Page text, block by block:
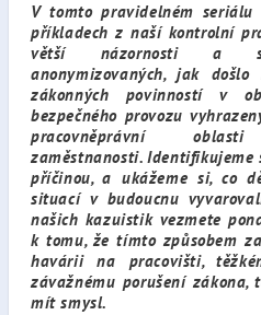
V tomto pravidelném seriálu
příkladech z naší kontrolní
větší názornosti a
anonymizovaných,jak došlo
zákonných povinností v
bezpečného provozu
pracovněprávní
zaměstnanosti. Identifikujeme
příčinou, a ukážeme si, co
situací v budoucnu
našich kazuistik vezmete
k tomu, že tímto způsobem
havárii na pracovišti,
závažnému porušení
mít smysl.